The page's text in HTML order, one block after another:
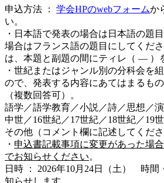
申込方法 ： 学会HPのwebフォームか
い。
・日本語で発表の場合は日本語の題
場合はフランス語の題目にしてくだ
は、本題と副題の間にティレ（ ― ）
・世紀またはジャンル別の分科会を
ので、発表する内容にあてはまるも
（複数回答可）。
語学／語学教育／小説／詩／思想／
中世／16世紀／17世紀／18世紀／19
その他（コメント欄に記述してくださ
・ 申込書記載事項に変更があった場
でお知らせください。
日時 ： 2026年10月24日（土） 時間
知らせします。